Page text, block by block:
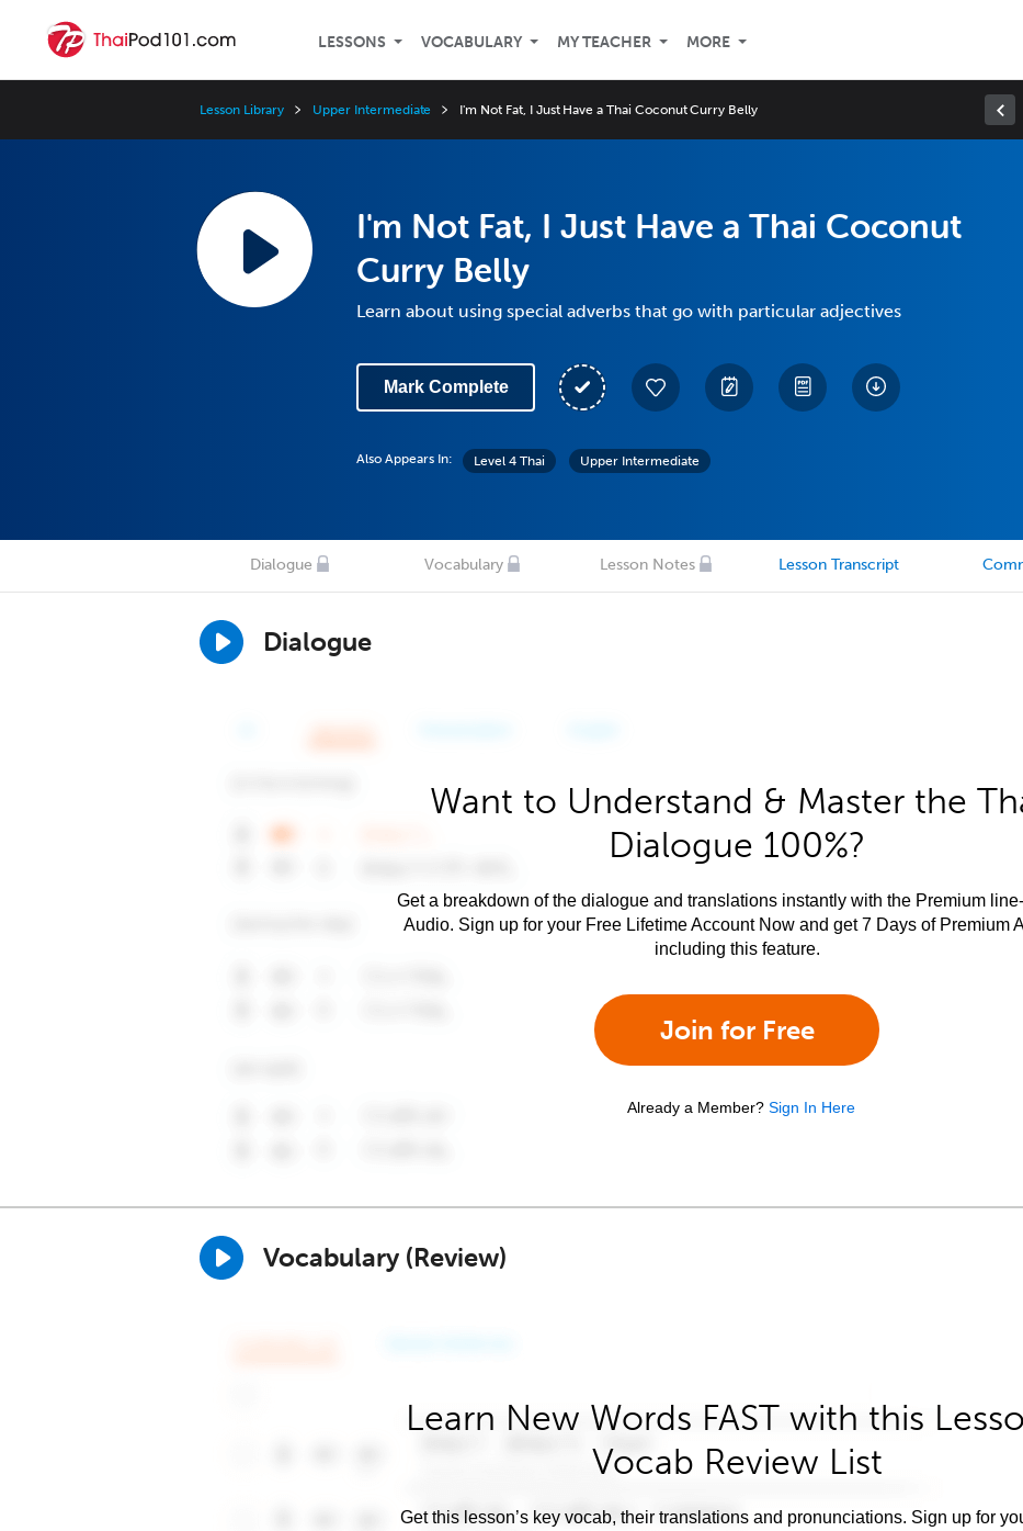
LESSONS VOCABULARY MY TEACHER MORE
Lesson Library Upper Intermediate I'm Not Fat, I Just Have a Thai Coconut Curry Belly
I'm Not Fat, I Just Have a Thai Coconut
Curry Belly
Learn about using special adverbs that go with particular adjectives
Mark Complete
Also Appears In: Level 4 Thai Upper Intermediate
Dialogue Vocabulary Lesson Notes Lesson Transcript
Dialogue
Want to Understand & Master the
Dialogue 100%?
Get a breakdown of the dialogue and translations instantly with the Premium
Audio. Sign up for your Free Lifetime Account Now and get 7 Days of Premium
including this feature.
Join for Free
Already a Member? Sign In Here
Vocabulary (Review)
Learn New Words FAST with this
Vocab Review List
Get this lesson’s key vocab, their translations and pronunciations. Sign up for